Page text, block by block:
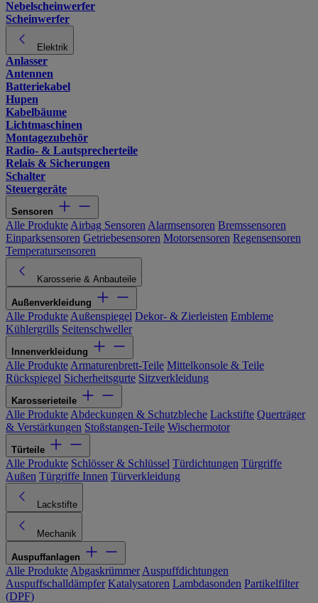
Nebelscheinwerfer
Scheinwerfer
Elektrik
Anlasser
Antennen
Batteriekabel
Hupen
Kabelbäume
Lichtmaschinen
Montagezubehör
Radio- & Lautsprecherteile
Relais & Sicherungen
Schalter
Steuergeräte
Sensoren
Alle Produkte Airbag Sensoren Alarmsensoren Bremssensoren
Einparksensoren Getriebesensoren Motorsensoren Regensensoren
Temperatursensoren
Karosserie & Anbauteile
Außenverkleidung
Alle Produkte Außenspiegel Dekor- & Zierleisten Embleme
Kühlergrills Seitenschweller
Innenverkleidung
Alle Produkte Armaturenbrett-Teile Mittelkonsole & Teile
Rückspiegel Sicherheitsgurte Sitzverkleidung
Karosserieteile
Alle Produkte Abdeckungen & Schutzbleche Lackstifte Querträger
& Verstärkungen Stoßstangen-Teile Wischermotor
Türteile
Alle Produkte Schlösser & Schlüssel Türdichtungen Türgriffe
Außen Türgriffe Innen Türverkleidung
Lackstifte
Mechanik
Auspuffanlagen
Alle Produkte Abgaskrümmer Auspuffdichtungen
Auspuffschalldämpfer Katalysatoren Lambdasonden Partikelfilter
(DPF)